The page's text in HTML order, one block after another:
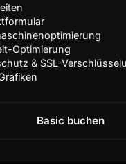
Optimierung
& SSL-
Basic buchen